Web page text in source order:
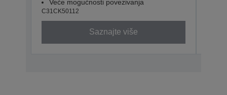
Veće mogućnosti povezivanja
C31CK50112
Saznajte više